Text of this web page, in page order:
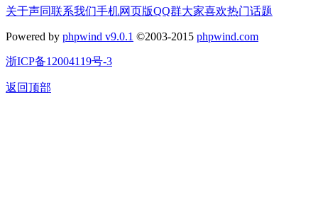
关于声同联系我们手机网页版QQ群大家喜欢热门话题
Powered by phpwind v9.0.1 ©2003-2015 phpwind.com
浙ICP备12004119号-3
返回顶部